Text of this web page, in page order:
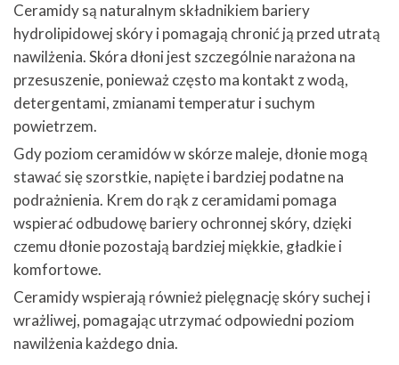
Ceramidy są naturalnym składnikiem bariery
hydrolipidowej skóry i pomagają chronić ją przed utratą
nawilżenia. Skóra dłoni jest szczególnie narażona na
przesuszenie, ponieważ często ma kontakt z wodą,
detergentami, zmianami temperatur i suchym
powietrzem.
Gdy poziom ceramidów w skórze maleje, dłonie mogą
stawać się szorstkie, napięte i bardziej podatne na
podrażnienia. Krem do rąk z ceramidami pomaga
wspierać odbudowę bariery ochronnej skóry, dzięki
czemu dłonie pozostają bardziej miękkie, gładkie i
komfortowe.
Ceramidy wspierają również pielęgnację skóry suchej i
wrażliwej, pomagając utrzymać odpowiedni poziom
nawilżenia każdego dnia.